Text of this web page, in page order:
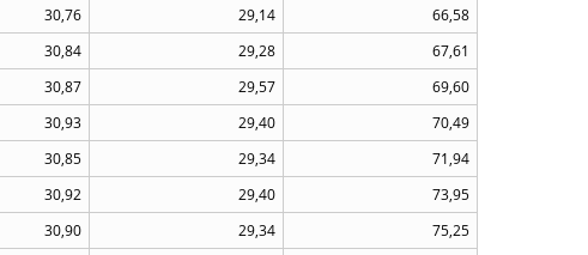
30,76 29,14
66,58
30,84 29,28
67,61
30,87 29,57
69,60
30,93 29,40
70,49
30,85 29,34
71,94
30,92 29,40
73,95
30,90 29,34
75,25